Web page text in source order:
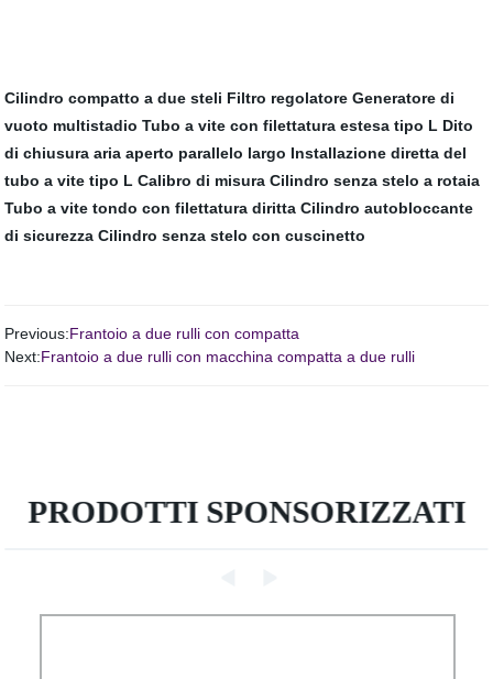
Cilindro compatto a due steli Filtro regolatore Generatore di
vuoto multistadio Tubo a vite con filettatura estesa tipo L Dito
di chiusura aria aperto parallelo largo Installazione diretta del
tubo a vite tipo L Calibro di misura Cilindro senza stelo a rotaia
Tubo a vite tondo con filettatura diritta Cilindro autobloccante
di sicurezza Cilindro senza stelo con cuscinetto
Previous:Frantoio a due rulli con compatta
Next:Frantoio a due rulli con macchina compatta a due rulli
PRODOTTI SPONSORIZZATI